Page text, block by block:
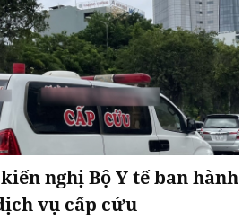
kiến nghị Bộ Y tế ban hành
vụ cấp cứu